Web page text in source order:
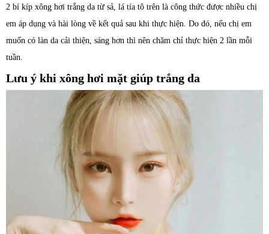
2 bí kíp xông hơi trắng da từ sả, lá tía tô trên là công thức được nhiều chị
em áp dụng và hài lòng về kết quả sau khi thực hiện. Do đó, nếu chị em
muốn có làn da cải thiện, sáng hơn thì nên chăm chỉ thực hiện 2 lần mỗi
tuần.
Lưu ý khi xông hơi mặt giúp trắng da